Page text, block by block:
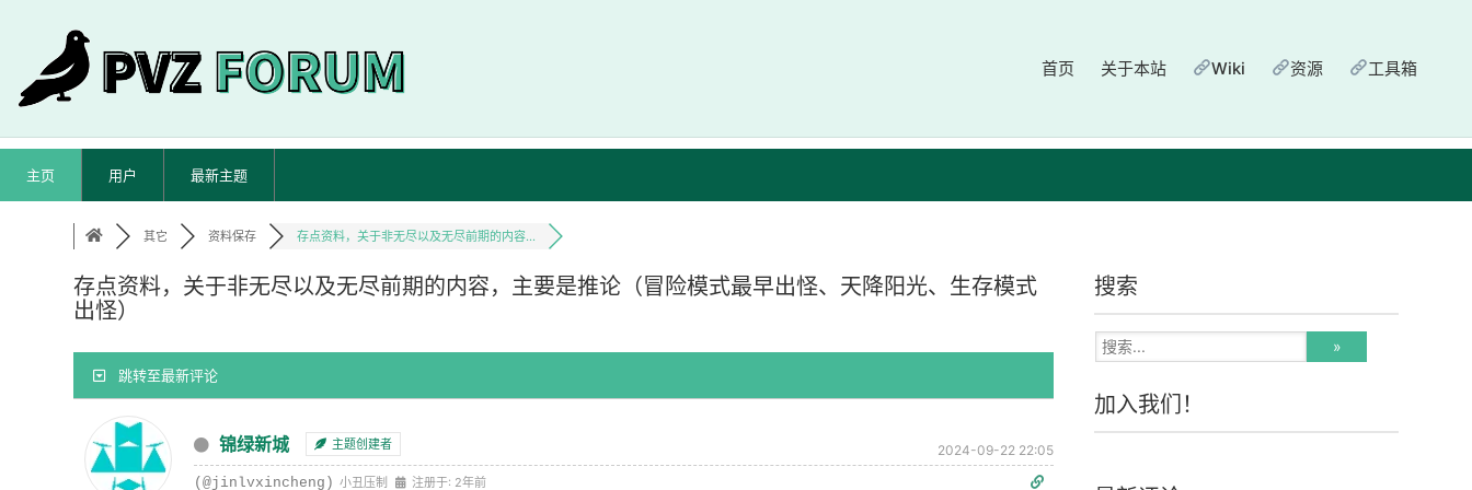
首页 关于本站 Wiki 资源 工具箱
主页 用户 最新主题
其它 资料保存 存点资料，关于非无尽以及无尽前期的内容...
存点资料，关于非无尽以及无尽前期的内容，主要是推论（冒险模式最早出怪、天降阳光、生存模式
出怪）
跳转至最新评论
锦绿新城 主题创建者
2024-09-22 22:05
(@jinlvxincheng) 小丑压制 注册于: 2年前
搜索
加入我们！